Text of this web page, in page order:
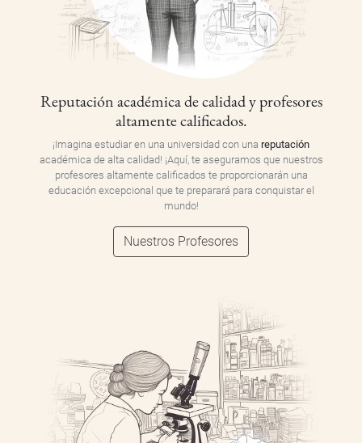
Reputación académica de calidad y profesores
altamente calificados.
¡Imagina estudiar en una universidad con una reputación
académica de alta calidad! ¡Aquí, te aseguramos que nuestros
profesores altamente calificados te proporcionarán una
educación excepcional que te preparará para conquistar el
mundo!
Nuestros Profesores